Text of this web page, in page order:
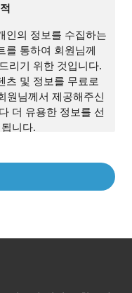
인의 정보를 수집하는
를 통하여 회원님께
리기 위한 것입니다.
츠 및 정보를 무료로
원님께서 제공해주신
더 유용한 정보를 선
니다.
인식별 및 본인의사
벤트 정보 안내
우려가 있는 민감한
)는 수집하지 않습